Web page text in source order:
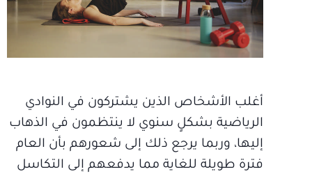
أغلب الأشخاص الذين يشتركون في النوادي
الرياضية بشكلٍ سنوي لا ينتظمون في الذهاب
إليها، وربما يرجع ذلك إلى شعورهم بأن العام
فترة طويلة للغاية مما يدفعهم إلى التكاسل